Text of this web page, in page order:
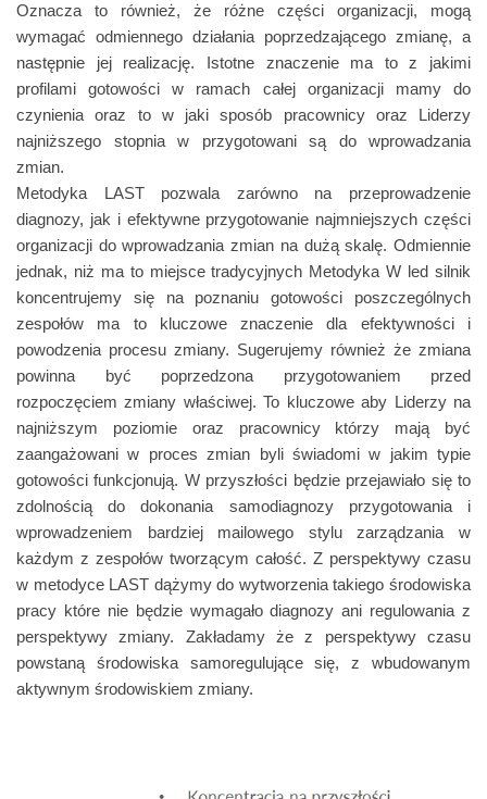
Oznacza to również, że różne części organizacji, mogą
wymagać odmiennego działania poprzedzającego zmianę, a
następnie jej realizację. Istotne znaczenie ma to z jakimi
profilami gotowości w ramach całej organizacji mamy do
czynienia oraz to w jaki sposób pracownicy oraz Liderzy
najniższego stopnia w przygotowani są do wprowadzania
zmian.
Metodyka LAST pozwala zarówno na przeprowadzenie
diagnozy, jak i efektywne przygotowanie najmniejszych części
organizacji do wprowadzania zmian na dużą skalę. Odmiennie
jednak, niż ma to miejsce tradycyjnych Metodyka W led silnik
koncentrujemy się na poznaniu gotowości poszczególnych
zespołów ma to kluczowe znaczenie dla efektywności i
powodzenia procesu zmiany. Sugerujemy również że zmiana
powinna być poprzedzona przygotowaniem przed
rozpoczęciem zmiany właściwej. To kluczowe aby Liderzy na
najniższym poziomie oraz pracownicy którzy mają być
zaangażowani w proces zmian byli świadomi w jakim typie
gotowości funkcjonują. W przyszłości będzie przejawiało się to
zdolnością do dokonania samodiagnozy przygotowania i
wprowadzeniem bardziej mailowego stylu zarządzania w
każdym z zespołów tworzącym całość. Z perspektywy czasu
w metodyce LAST dążymy do wytworzenia takiego środowiska
pracy które nie będzie wymagało diagnozy ani regulowania z
perspektywy zmiany. Zakładamy że z perspektywy czasu
powstaną środowiska samoregulujące się, z wbudowanym
aktywnym środowiskiem zmiany.